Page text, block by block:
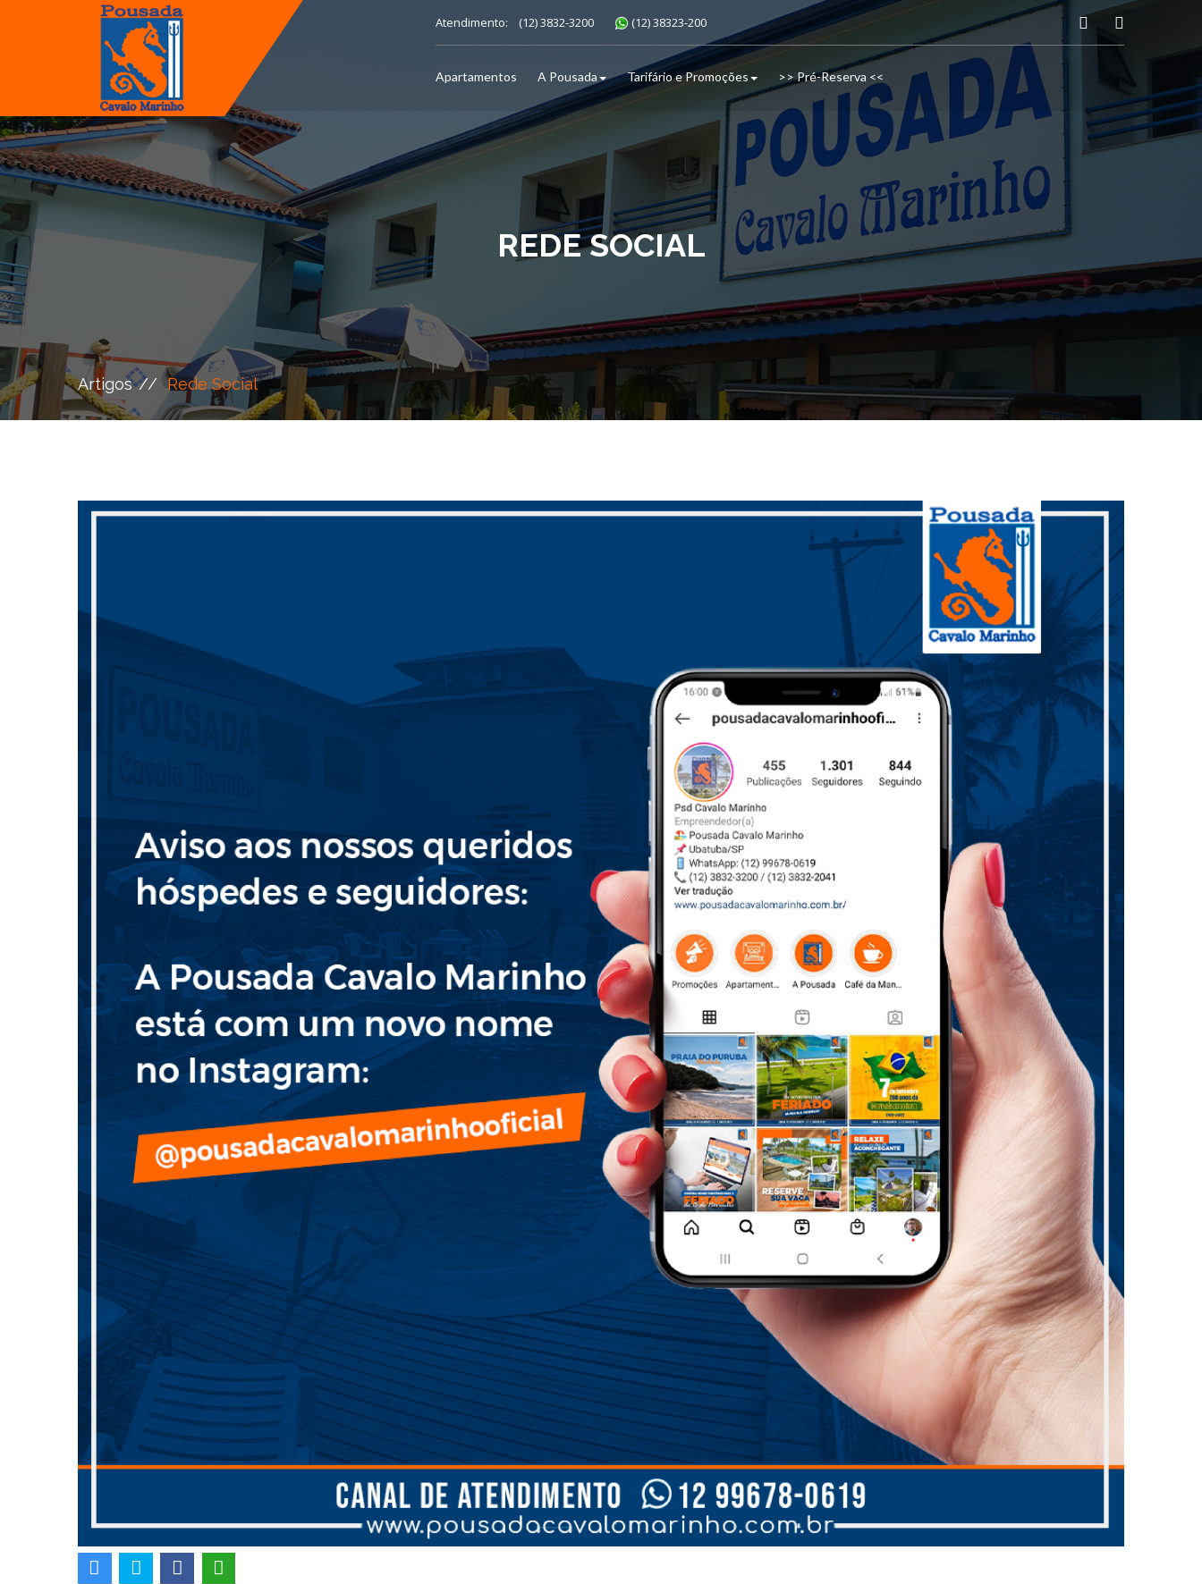
Atendimento: (12) 3832-3200 (12) 38323-200
Apartamentos A Pousada Tarifário e Promoções >> Pré-Reserva <<
REDE SOCIAL
Artigos Rede Social